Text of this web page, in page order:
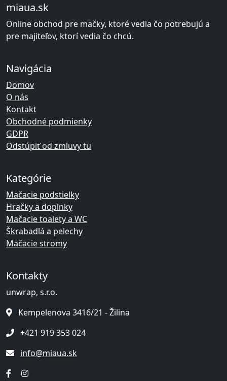
miaua.sk
Online obchod pre mačky, ktoré vedia čo potrebujú a
pre majiteľov, ktorí vedia čo chcú.
Navigácia
Domov
O nás
Kontakt
Obchodné podmienky
GDPR
Odstúpiť od zmluvy tu
Kategórie
Mačacie podstielky
Hračky a doplnky
Mačacie toalety a WC
Škrabadlá a pelechy
Mačacie stromy
Kontakty
unwrap, s.r.o.
Kempelenova 3416/21 - Žilina
+421 919 353 024
info@miaua.sk